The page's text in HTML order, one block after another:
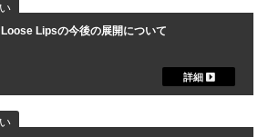
Loose Lipsの今後の展開について